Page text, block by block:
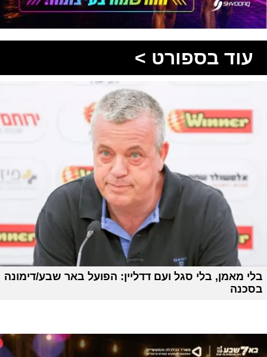
עוד בספורט >
בלי מאמן, בלי סגל ועם דדליין: הפועל באר שבע/דימונה
בסכנה